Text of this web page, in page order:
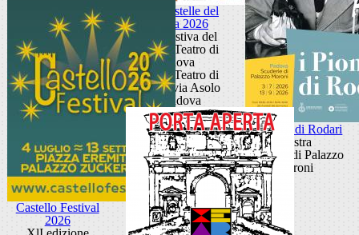
Sotto le stelle del
cinema 2026
Arena estiva del
Piccolo Teatro di
Padova
Piccolo Teatro di
Padova via Asolo
2, Padova
i Pionieri di Rodari
Mostra
Scuderie di Palazzo
Moroni
Castello Festival
2026